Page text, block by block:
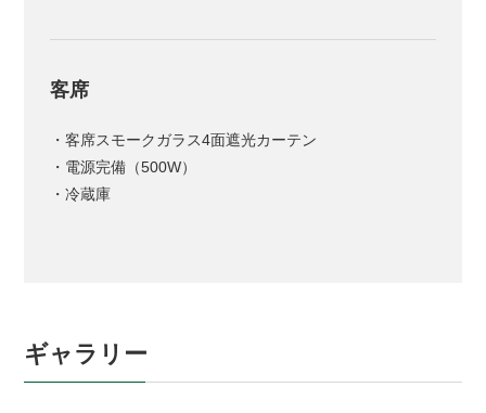
客席
・客席スモークガラス4面遮光カーテン
・電源完備（500W）
・冷蔵庫
ギャラリー